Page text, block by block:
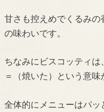
甘さも控えめでくるみの
の味わいです。
ちなみにビスコッティ
＝（焼いた）という意味
全体的にメニューはパ